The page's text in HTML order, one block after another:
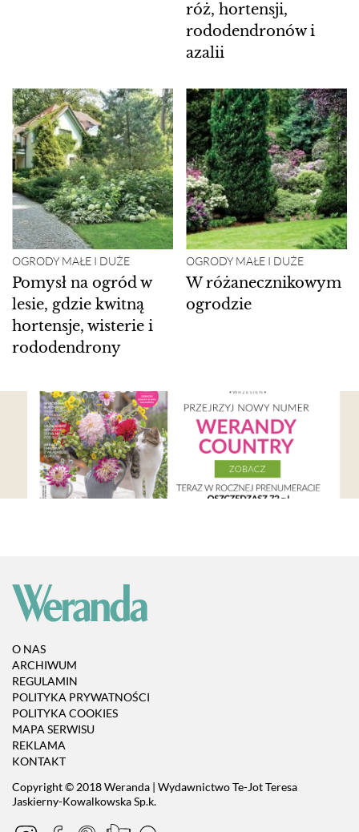
róż, hortensji,
rododendronów i
azalii
OGRODY MAŁE I DUŻE
Pomysł na ogród w
lesie, gdzie kwitną
hortensje, wisterie i
rododendrony
OGRODY MAŁE I DUŻE
W różanecznikowym
ogrodzie
O NAS
ARCHIWUM
REGULAMIN
POLITYKA PRYWATNOŚCI
POLITYKA COOKIES
MAPA SERWISU
REKLAMA
KONTAKT
Copyright © 2018 Weranda | Wydawnictwo Te-Jot Teresa
Jaskierny-Kowalkowska Sp.k.